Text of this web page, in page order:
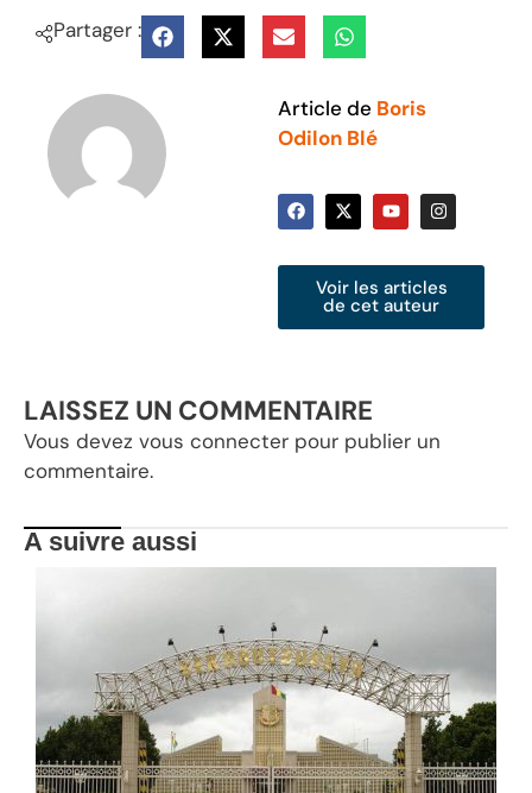
Partager :
Article de Boris
Odilon Blé
Voir les articles
de cet auteur
LAISSEZ UN COMMENTAIRE
Vous devez vous connecter pour publier un
commentaire.
A suivre aussi